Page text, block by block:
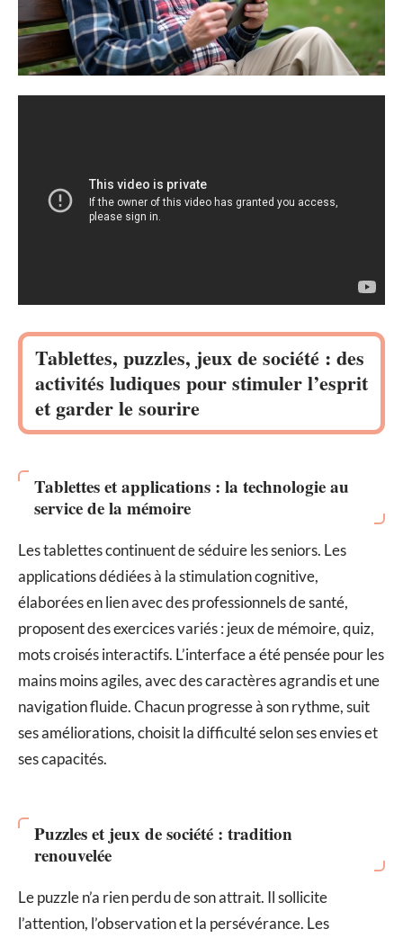
Tablettes, puzzles, jeux de société : des
activités ludiques pour stimuler l’esprit
et garder le sourire
Tablettes et applications : la technologie au
service de la mémoire
Les tablettes continuent de séduire les seniors. Les
applications dédiées à la stimulation cognitive,
élaborées en lien avec des professionnels de santé,
proposent des exercices variés : jeux de mémoire, quiz,
mots croisés interactifs. L’interface a été pensée pour les
mains moins agiles, avec des caractères agrandis et une
navigation fluide. Chacun progresse à son rythme, suit
ses améliorations, choisit la difficulté selon ses envies et
ses capacités.
Puzzles et jeux de société : tradition
renouvelée
Le puzzle n’a rien perdu de son attrait. Il sollicite
l’attention, l’observation et la persévérance. Les